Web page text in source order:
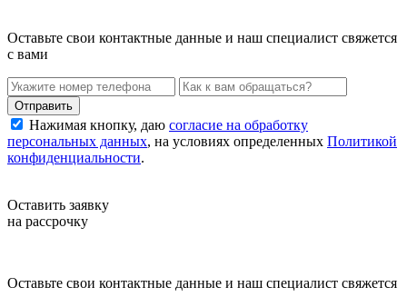
Оставьте свои контактные данные и наш специалист свяжется
с вами
Нажимая кнопку, даю согласие на обработку
персональных данных, на условиях определенных Политикой
конфиденциальности.
Оставить заявку
на рассрочку
Оставьте свои контактные данные и наш специалист свяжется